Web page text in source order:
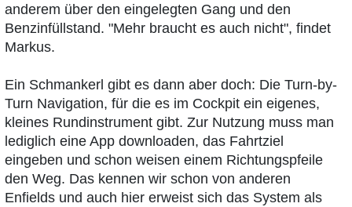
anderem über den eingelegten Gang und den
Benzinfüllstand. "Mehr braucht es auch nicht", findet
Markus.
Ein Schmankerl gibt es dann aber doch: Die Turn-by-
Turn Navigation, für die es im Cockpit ein eigenes,
kleines Rundinstrument gibt. Zur Nutzung muss man
lediglich eine App downloaden, das Fahrtziel
eingeben und schon weisen einem Richtungspfeile
den Weg. Das kennen wir schon von anderen
Enfields und auch hier erweist sich das System als